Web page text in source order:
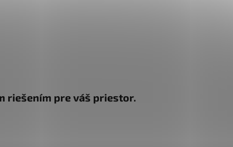
riešením pre váš priestor.